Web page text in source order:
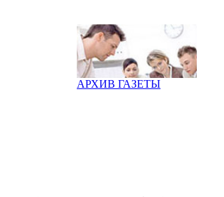
АРХИВ ГАЗЕТЫ